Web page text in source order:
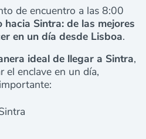
de encuentro a las 8:00
Sintra: de las mejores
en un día desde Lisboa.
ideal de llegar a Sintra,
el enclave en un día,